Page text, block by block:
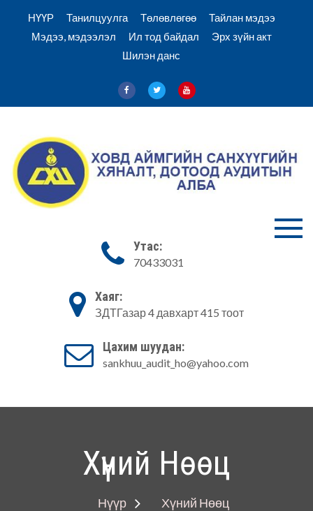
НҮҮР Танилцуулга Төлөвлөгөө
Тайлан мэдээ
Мэдээ, мэдээлэл
Ил тод байдал
Эрх зүйн акт
Шилэн данс
Ховд аймгийн
Санхүүгийн
хяналт,
Ховд Санхүү хяналт аудитын
алба
Утас:
70433031
Хаяг:
ЗДТГазар 4 давхарт 415 тоот
Цахим шуудан:
sankhuu_audit_ho@yahoo.com
Хүний Нөөц
Нүүр Хүний Нөөц